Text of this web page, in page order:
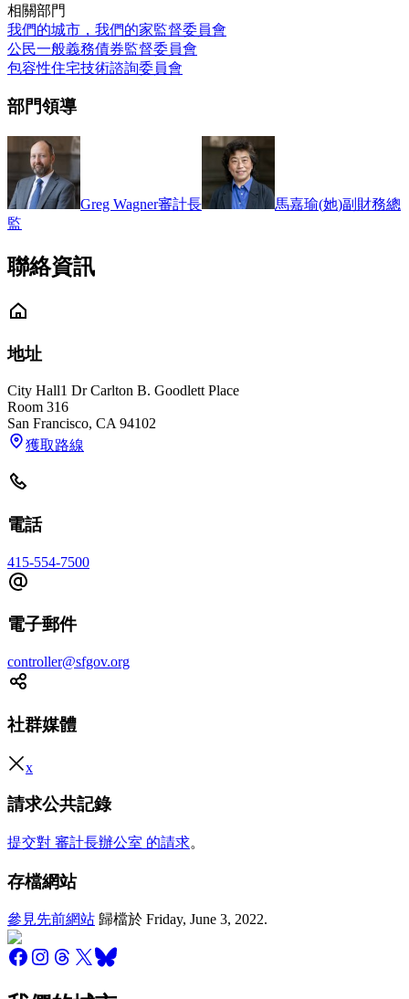
相關部門
我們的城市，我們的家監督委員會
公民一般義務債券監督委員會
包容性住宅技術諮詢委員會
部門領導
Greg Wagner審計長 馬嘉瑜(她)副財務總
監
聯絡資訊
地址
City Hall1 Dr Carlton B. Goodlett Place
Room 316
San Francisco, CA 94102
獲取路線
電話
415-554-7500
電子郵件
controller@sfgov.org
社群媒體
x
請求公共記錄
提交對 審計長辦公室 的請求。
存檔網站
參見先前網站 歸檔於 Friday, June 3, 2022.